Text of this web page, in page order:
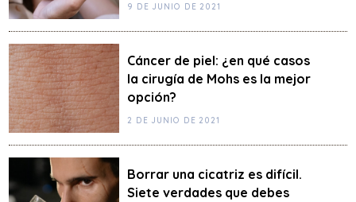
9 DE JUNIO DE 2021
Cáncer de piel: ¿en qué casos
la cirugía de Mohs es la mejor
opción?
2 DE JUNIO DE 2021
Borrar una cicatriz es difícil.
Siete verdades que debes